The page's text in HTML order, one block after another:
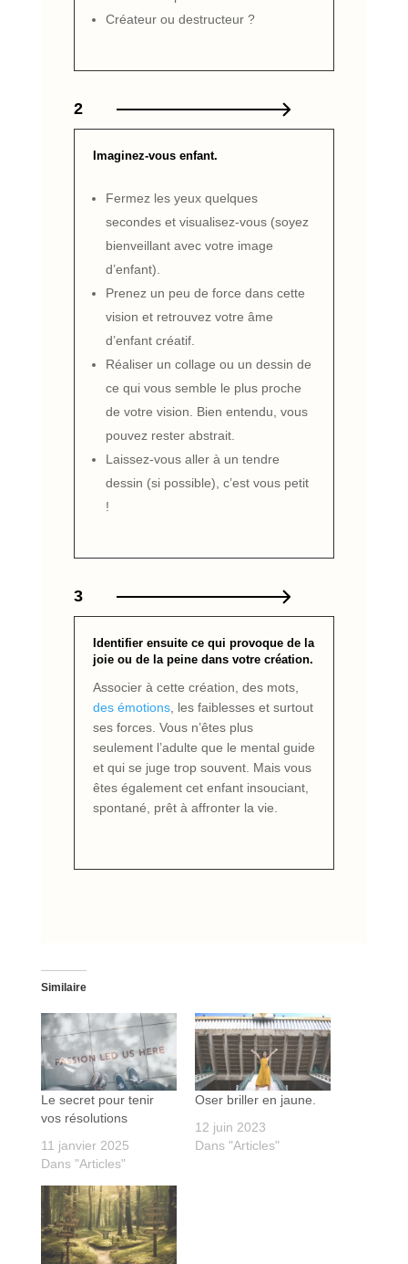
Créateur ou destructeur ?
2
Imaginez-vous enfant.
Fermez les yeux quelques
secondes et visualisez-vous (soyez
bienveillant avec votre image
d’enfant).
Prenez un peu de force dans cette
vision et retrouvez votre âme
d’enfant créatif.
Réaliser un collage ou un dessin de
ce qui vous semble le plus proche
de votre vision. Bien entendu, vous
pouvez rester abstrait.
Laissez-vous aller à un tendre
dessin (si possible), c’est vous petit
!
3
Identifier ensuite ce qui provoque de la
joie ou de la peine dans votre création.
Associer à cette création, des mots,
des émotions, les faiblesses et surtout
ses forces. Vous n’êtes plus
seulement l’adulte que le mental guide
et qui se juge trop souvent. Mais vous
êtes également cet enfant insouciant,
spontané, prêt à affronter la vie.
Similaire
Le secret pour tenir
vos résolutions
11 janvier 2025
Dans "Articles"
Oser briller en jaune.
12 juin 2023
Dans "Articles"